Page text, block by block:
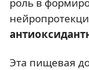
Эта пищевая